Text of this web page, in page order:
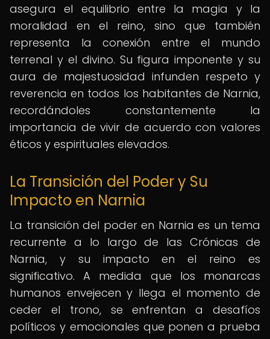
asegura el equilibrio entre la magia y la
moralidad en el reino, sino que también
representa la conexión entre el mundo
terrenal y el divino. Su figura imponente y su
aura de majestuosidad infunden respeto y
reverencia en todos los habitantes de Narnia,
recordándoles constantemente la
importancia de vivir de acuerdo con valores
éticos y espirituales elevados.
La Transición del Poder y Su
Impacto en Narnia
La transición del poder en Narnia es un tema
recurrente a lo largo de las Crónicas de
Narnia, y su impacto en el reino es
significativo. A medida que los monarcas
humanos envejecen y llega el momento de
ceder el trono, se enfrentan a desafíos
políticos y emocionales que ponen a prueba